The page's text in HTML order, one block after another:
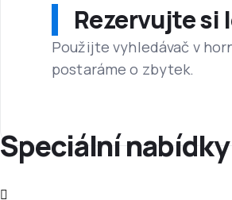
Rezervujte si
Použijte vyhledávač v
postaráme o zbytek.
Speciální